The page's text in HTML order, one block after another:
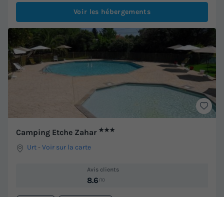
Voir les hébergements
Camping Etche Zahar ★★★
Urt -Voir sur la carte
Avis clients
8.6/10